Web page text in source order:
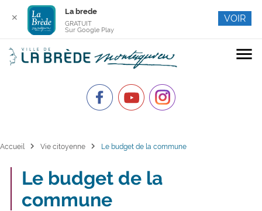
menu
Accueil chevron_right Vie citoyenne chevron_right Le budget de la commune
Le budget de la
commune
✕
La brede
GRATUIT
Sur Google Play
VOIR